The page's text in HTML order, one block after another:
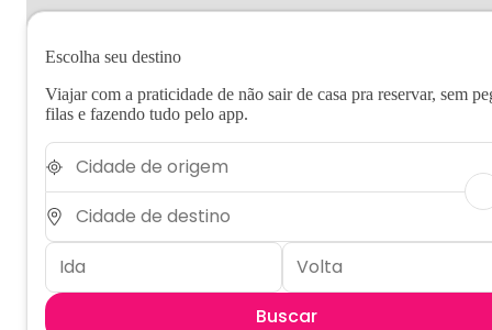
Escolha seu destino
Viajar com a praticidade de não sair de casa pra reservar, sem
filas e fazendo tudo pelo app.
Buscar